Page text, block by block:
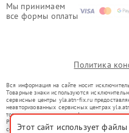
Мы принимаем
все формы оплаты
Политика
Вся информация на сайте носит
Товарные знаки используются
сервисные центры yla.atn-fix.ru
неавторизованных сервисных центрах
товарных знаков или их официальными
Ремонт осуществляется для устройств, уже
со статьей 1487 ГК РФ.
Этот сайт использует